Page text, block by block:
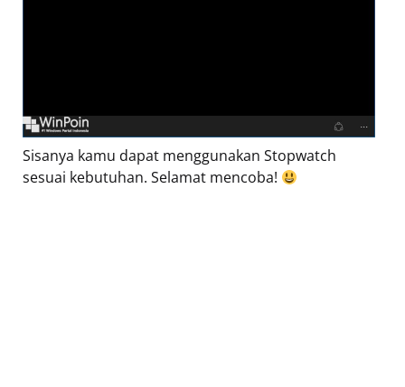
Sisanya kamu dapat menggunakan Stopwatch
sesuai kebutuhan. Selamat mencoba!